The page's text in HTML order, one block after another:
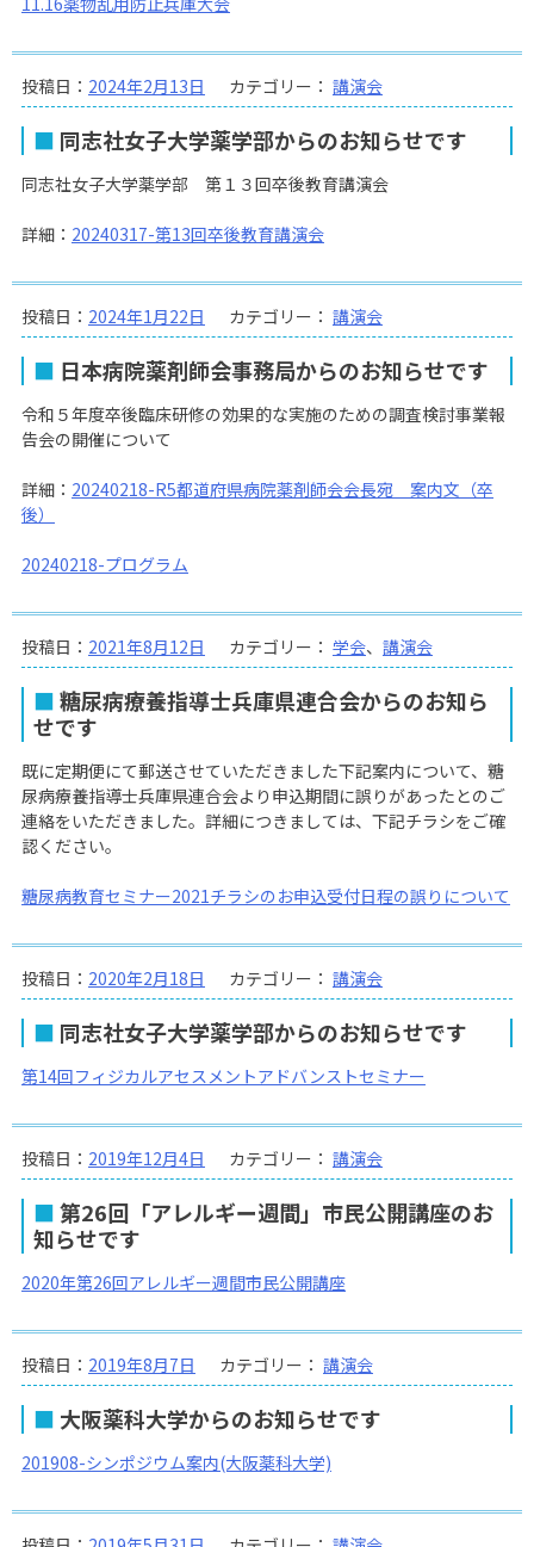
投稿日： 2024年2月13日 カテゴリー： 講演会
同志社女子大学薬学部からのお知らせです
同志社女子大学薬学部 第１３回卒後教育講演会
詳細： 20240317-第13回卒後教育講演会
投稿日： 2024年1月22日 カテゴリー： 講演会
日本病院薬剤師会事務局からのお知らせです
令和５年度卒後臨床研修の効果的な実施のための調査検討事業報
告会の開催について
詳細： 20240218-R5都道府県病院薬剤師会会長宛 案内文（卒
後）
20240218-プログラム
投稿日： 2021年8月12日 カテゴリー： 学会、 講演会
糖尿病療養指導士兵庫県連合会からのお知ら
せです
既に定期便にて郵送させていただきました下記案内について、糖
尿病療養指導士兵庫県連合会より申込期間に誤りがあったとのご
連絡をいただきました。詳細につきましては、下記チラシをご確
認ください。
糖尿病教育セミナー2021チラシのお申込受付日程の誤りについて
投稿日： 2020年2月18日 カテゴリー： 講演会
同志社女子大学薬学部からのお知らせです
第14回フィジカルアセスメントアドバンストセミナー
投稿日： 2019年12月4日 カテゴリー： 講演会
第26回「アレルギー週間」市民公開講座のお
知らせです
2020年第26回アレルギー週間市民公開講座
投稿日： 2019年8月7日 カテゴリー： 講演会
大阪薬科大学からのお知らせです
201908-シンポジウム案内(大阪薬科大学)